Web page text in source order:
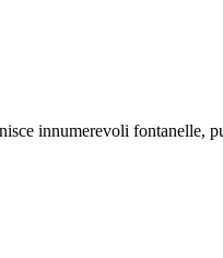
innumerevoli fontanelle,